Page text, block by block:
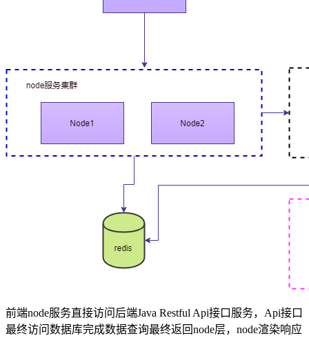
前端node服务直接访问后端Java Restful Api接口服务，Api接口
最终访问数据库完成数据查询最终返回node层，node渲染响应